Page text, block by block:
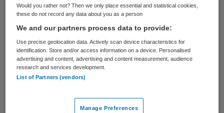
een klaplong. In maart en april van dit jaar
kreeg het Lareb zes meldingen binnen van
mensen die ernstige klachten ontwikkelden
na het gebruik van twee varianten. Die
waren bereid in twee ziekenhuisapotheken.
Welke dat waren, vermeldt het Lareb er niet
Would you rather not? Then we only place essential and statistical cookies,
these do not record any data about you as a person
We and our partners process data to provide:
Use precise geolocation data. Actively scan device characteristics for
identification. Store and/or access information on a device. Personalised
advertising and content, advertising and content measurement, audience
research and services development.
List of Partners (vendors)
Manage Preferences